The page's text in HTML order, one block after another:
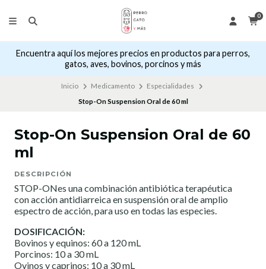
0
Encuentra aquí los mejores precios en productos para perros,
gatos, aves, bovinos, porcinos y más
Inicio Medicamento
Especialidades
Stop-On Suspension Oral de 60 ml
Stop-On Suspension Oral de 60
ml
DESCRIPCIÓN
STOP-ONes una combinación antibiótica terapéutica
con acción antidiarreica en suspensión oral de amplio
espectro de acción, para uso en todas las especies.
DOSIFICACIÓN:
Bovinos y equinos: 60 a 120 mL
Porcinos: 10 a 30 mL
Ovinos y caprinos: 10 a 30 mL